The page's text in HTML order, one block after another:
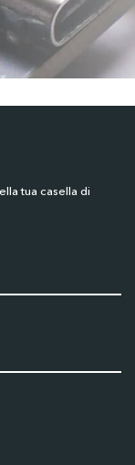
tua casella di